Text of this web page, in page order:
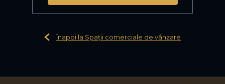
Înapoi la Spații comerciale de vânzare